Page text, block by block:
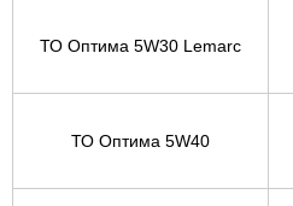
ТО Оптима 5W30 Lemarc
ТО Оптима 5W40